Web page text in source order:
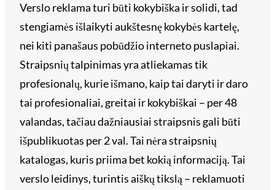
Verslo reklama turi būti kokybiška ir solidi, tad
stengiamės išlaikyti aukštesnę kokybės kartelę,
nei kiti panašaus pobūdžio interneto puslapiai.
Straipsnių talpinimas yra atliekamas tik
profesionalų, kurie išmano, kaip tai daryti ir daro
tai profesionaliai, greitai ir kokybiškai – per 48
valandas, tačiau dažniausiai straipsnis gali būti
išpublikuotas per 2 val. Tai nėra straipsnių
katalogas, kuris priima bet kokią informaciją. Tai
verslo leidinys, turintis aiškų tikslą – reklamuoti